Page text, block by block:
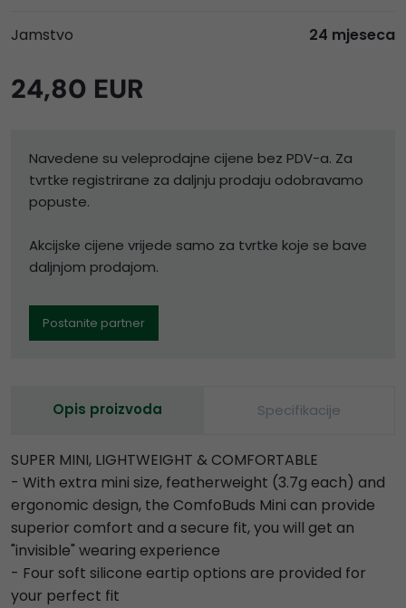
Jamstvo 24 mjeseca
24,80 EUR
Navedene su veleprodajne cijene bez PDV-a. Za
tvrtke registrirane za daljnju prodaju odobravamo
popuste.
Akcijske cijene vrijede samo za tvrtke koje se bave
daljnjom prodajom.
Postanite partner
Opis proizvoda Specifikacije
SUPER MINI, LIGHTWEIGHT & COMFORTABLE
- With extra mini size, featherweight (3.7g each) and
ergonomic design, the ComfoBuds Mini can provide
superior comfort and a secure fit, you will get an
"invisible" wearing experience
- Four soft silicone eartip options are provided for
your perfect fit